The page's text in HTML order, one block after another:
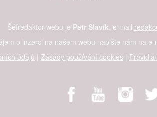
Šéfredaktor webu je Petr Slavík , e-mail
o inzerci na našem webu napište nám na e-
údajů | Zásady používání cookies | Pravidla